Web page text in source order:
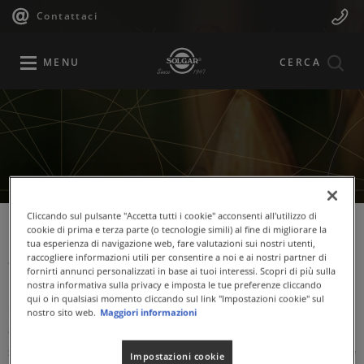
Salta
principale
Contattaci
Navigazione
Menu
MENU CERCA
Anice verde (Pimpinella
anisum L.)
L'Anice verde (Pimpinella anisumL.) appartiene alla famiglia
supporto della funzione digestiva. L'anice aiuta la regolare
Cliccando sul pulsante "Accetta tutti i cookie" acconsenti all'utilizzo di
cookie di prima e terza parte (o tecnologie simili) al fine di migliorare la
tua esperienza di navigazione web, fare valutazioni sui nostri utenti,
raccogliere informazioni utili per consentire a noi e ai nostri partner di
fornirti annunci personalizzati in base ai tuoi interessi. Scopri di più sulla
nostra informativa sulla privacy e imposta le tue preferenze cliccando
qui o in qualsiasi momento cliccando sul link "Impostazioni cookie" sul
nostro sito web. Maggiori informazioni
Impostazioni cookie